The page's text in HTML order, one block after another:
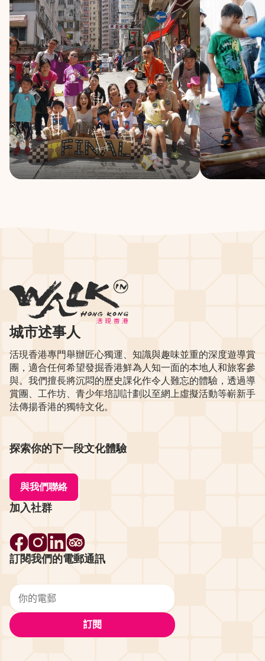
城市述事人
活現香港專門舉辦匠心獨運、知識與趣味並重的深度遊導賞
團，適合任何希望發掘香港鮮為人知一面的本地人和旅客參
與。我們擅長將沉悶的歷史課化作令人難忘的體驗，透過導
賞團、工作坊、青少年培訓計劃以至網上虛擬活動等嶄新手
法傳揚香港的獨特文化。
探索你的下一段文化體驗
與我們聯絡
加入社群
訂閱我們的電郵通訊